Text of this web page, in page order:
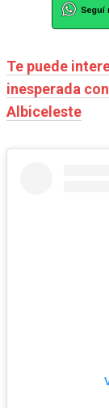
Te puede
inesperada
Albiceleste